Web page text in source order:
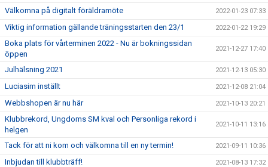
Välkomna på digitalt föräldramöte 2022-01-23 07:33
Viktig information gällande träningsstarten den 23/1 2022-01-22 19:29
Boka plats för vårterminen 2022 - Nu är bokningssidan
öppen
2021-12-27 17:40
Julhälsning 2021 2021-12-13 05:30
Luciasim inställt 2021-12-08 21:04
Webbshopen är nu här 2021-10-13 20:21
Klubbrekord, Ungdoms SM kval och Personliga rekord i
helgen
2021-10-11 13:16
Tack för att ni kom och välkomna till en ny termin! 2021-09-11 10:36
Inbjudan till klubbträff! 2021-08-13 17:32